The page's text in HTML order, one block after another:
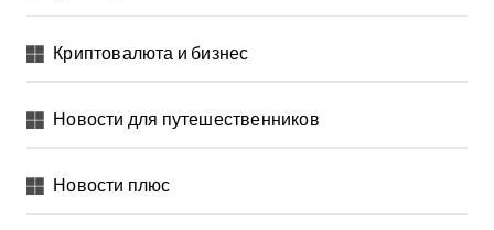
Криптовалюта и бизнес
Новости для путешественников
Новости плюс